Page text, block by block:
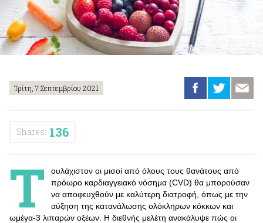
Τρίτη, 7 Σεπτεμβρίου 2021
Shares: 136
Τ
ουλάχιστον οι μισοί από όλους τους θανάτους από
πρόωρο καρδιαγγειακό νόσημα (CVD) θα μπορούσαν
να αποφευχθούν με καλύτερη διατροφή, όπως με την
αύξηση της κατανάλωσης ολόκληρων κόκκων και
ωμέγα-3 λιπαρών οξέων. Η διεθνής μελέτη ανακάλυψε πώς οι